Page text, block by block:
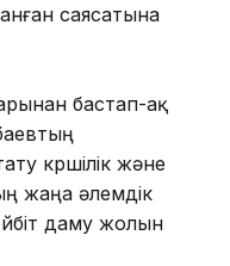
саясатына
бастап-ақ
көршілік және
жаңа әлемдік
даму жолын